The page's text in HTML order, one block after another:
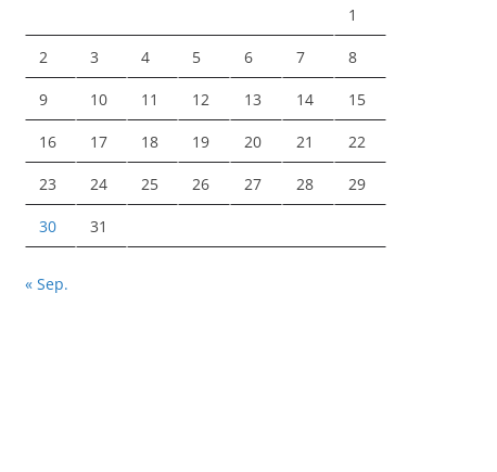
1
2 3 4 5 6 7 8
9 10 11 12 13 14 15
16 17 18 19 20 21 22
23 24 25 26 27 28 29
30 31
« Sep.